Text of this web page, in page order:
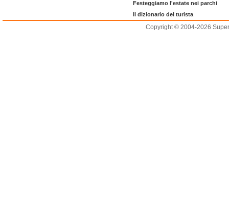
Festeggiamo l'estate nei parchi
Il dizionario del turista
Copyright © 2004-2026